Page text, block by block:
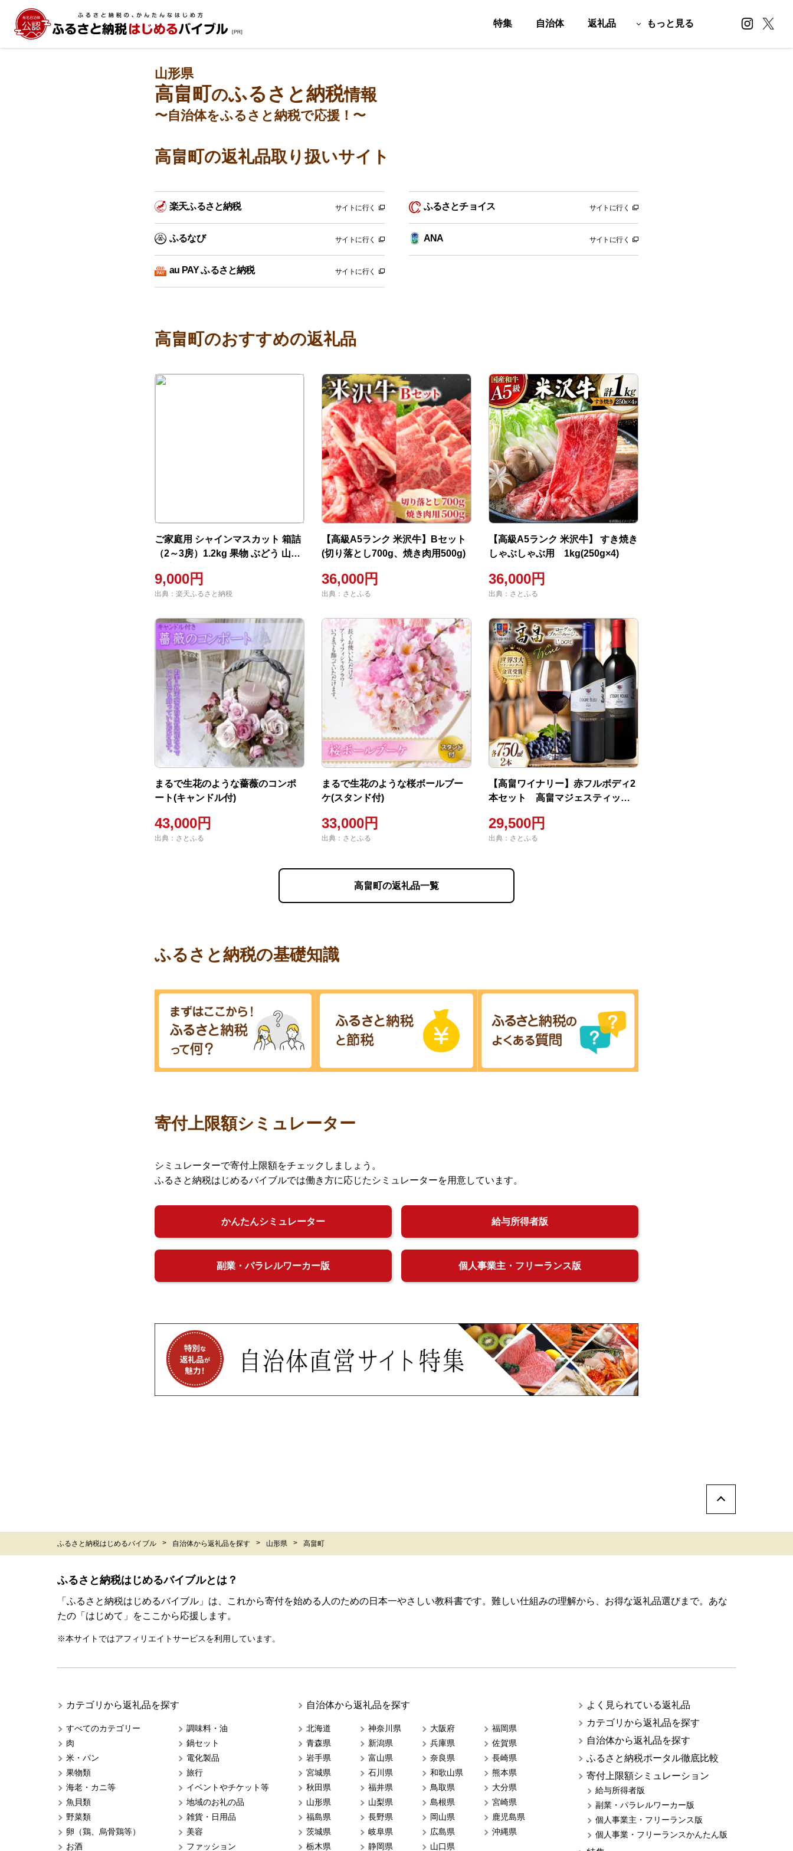
特集 自治体 返礼品 もっと見る
山形県
高畠町のふるさと納税情報
〜自治体をふるさと納税で応援！〜
高畠町の返礼品取り扱いサイト
楽天ふるさと納税 サイトに行く ふるさとチョイス サイトに行く
ふるなび サイトに行く ANA サイトに行く
au PAY ふるさと納税 サイトに行く
高畠町のおすすめの返礼品
ご家庭用 シャインマスカット 箱詰
（2～3房）1.2kg 果物 ぶどう 山形
9,000円
出典：楽天ふるさと納税
【高級A5ランク 米沢牛】Bセット
(切り落とし700g、焼き肉用500g)
36,000円
出典：さとふる
【高級A5ランク 米沢牛】 すき焼き
しゃぶしゃぶ用 1kg(250g×4)
36,000円
出典：さとふる
まるで生花のような薔薇のコンポ
ート(キャンドル付)
43,000円
出典：さとふる
まるで生花のような桜ボールブー
ケ(スタンド付)
33,000円
出典：さとふる
【高畠ワイナリー】赤フルボディ2
本セット 高畠マジェスティッ
29,500円
出典：さとふる
高畠町の返礼品一覧
ふるさと納税の基礎知識
寄付上限額シミュレーター
シミュレーターで寄付上限額をチェックしましょう。
ふるさと納税はじめるバイブルでは働き方に応じたシミュレーターを用意しています。
かんたんシミュレーター 給与所得者版
副業・パラレルワーカー版 個人事業主・フリーランス版
ふるさと納税はじめるバイブル 自治体から返礼品を探す 山形県 高畠町
ふるさと納税はじめるバイブルとは？
「ふるさと納税はじめるバイブル」は、これから寄付を始める人のための日本一やさしい教科書です。難しい仕組みの理解から、お得な返礼品選びまで。あな
たの「はじめて」をここから応援します。
※本サイトではアフィリエイトサービスを利用しています。
カテゴリから返礼品を探す
すべてのカテゴリー
肉
米・パン
果物類
海老・カニ等
魚貝類
野菜類
卵（鶏、烏骨鶏等）
お酒
調味料・油
鍋セット
電化製品
旅行
イベントやチケット等
地域のお礼の品
雑貨・日用品
美容
ファッション
自治体から返礼品を探す
北海道
青森県
岩手県
宮城県
秋田県
山形県
福島県
茨城県
栃木県
神奈川県
新潟県
富山県
石川県
福井県
山梨県
長野県
岐阜県
静岡県
大阪府
兵庫県
奈良県
和歌山県
鳥取県
島根県
岡山県
広島県
山口県
福岡県
佐賀県
長崎県
熊本県
大分県
宮崎県
鹿児島県
沖縄県
よく見られている返礼品
カテゴリから返礼品を探す
自治体から返礼品を探す
ふるさと納税ポータル徹底比較
寄付上限額シミュレーション
給与所得者版
副業・パラレルワーカー版
個人事業主・フリーランス版
個人事業・フリーランスかんたん版